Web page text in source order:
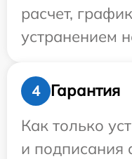
расчет,
устранением
4
Гарантия
Как только
и подписания